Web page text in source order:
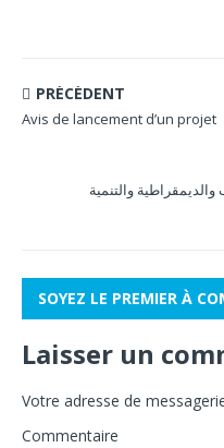
PRÉCÉDENT
Avis de lancement d’un projet
SOYEZ LE PREMIER À
Laisser un
Votre adresse de
Commentaire